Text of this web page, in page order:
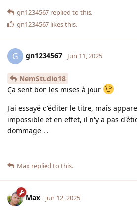
gn1234567 replied to this.
gn1234567 likes this.
G gn1234567 Jun 11, 2025
NemStudio18
Ça sent bon les mises à jour
J'ai essayé d'éditer le titre, mais
impossible et en effet, il n'y a pas
dommage ...
Max replied to this.
Max Jun 12, 2025